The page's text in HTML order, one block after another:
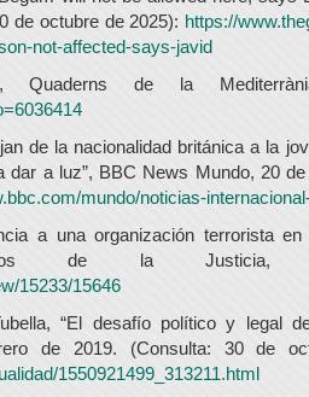
de octubre de 2025): https://
not-affected-says-javid
Quaderns de la
de la nacionalidad británica a la
a luz”, BBC News Mundo, 20
mundo/noticias-
a una organización terrorista
de la Justicia,
15233/15646
“El desafío político y legal
de 2019. (Consulta: 30 de
1550921499_313211.html